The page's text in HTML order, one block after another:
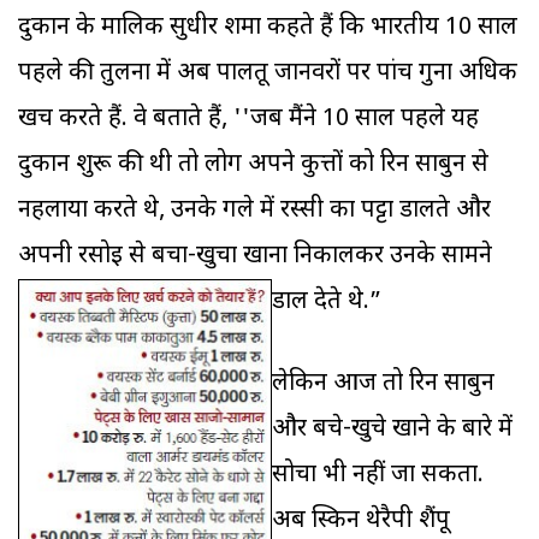
दुकान के मालिक सुधीर शर्मा कहते हैं कि भारतीय 10 साल
पहले की तुलना में अब पालतू जानवरों पर पांच गुना अधिक
खर्च करते हैं. वे बताते हैं, ''जब मैंने 10 साल पहले यह
दुकान शुरू की थी तो लोग अपने कुत्तों को रिन साबुन से
नहलाया करते थे, उनके गले में रस्सी का पट्टा डालते और
अपनी रसोई से बचा-खुचा खाना निकालकर उनके सामने
डाल देते थे.”
लेकिन आज तो रिन साबुन
और बचे-खुचे खाने के बारे में
सोचा भी नहीं जा सकता.
अब स्किन थेरैपी शैंपू